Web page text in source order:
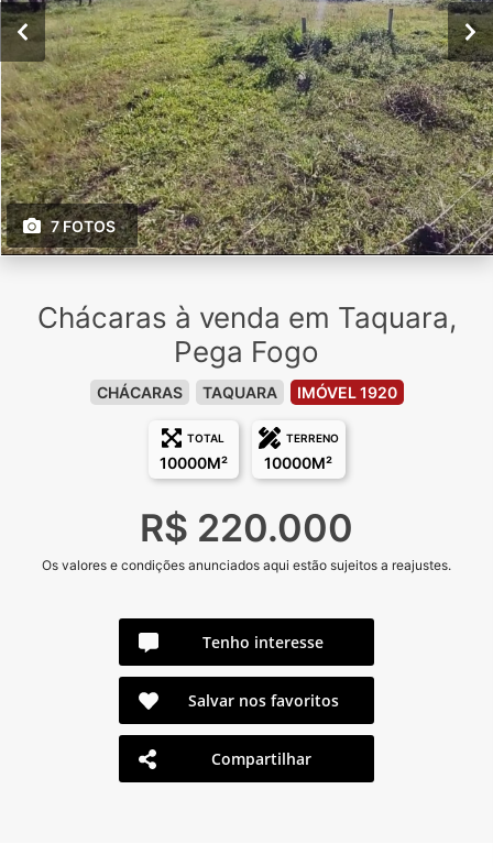
7 FOTOS
Chácaras à venda em Taquara,
Pega Fogo
CHÁCARAS TAQUARA IMÓVEL 1920
TOTAL
10000M²
TERRENO
10000M²
R$ 220.000
Os valores e condições anunciados aqui estão sujeitos a reajustes.
Tenho interesse
Salvar nos favoritos
Compartilhar